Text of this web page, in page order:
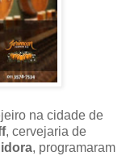
na cidade de
, cervejaria de
, programaram